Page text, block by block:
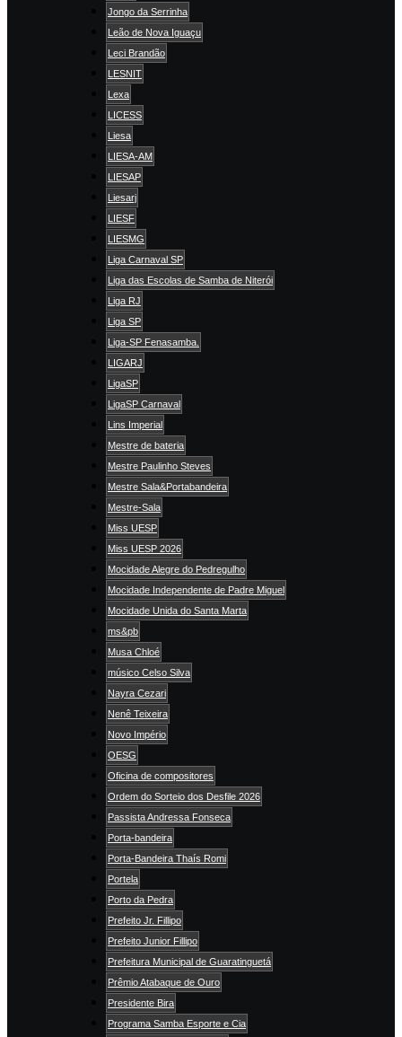
Jongo da Serrinha
Leão de Nova Iguaçu
Leci Brandão
LESNIT
Lexa
LICESS
Liesa
LIESA-AM
LIESAP
Liesarj
LIESF
LIESMG
Liga Carnaval SP
Liga das Escolas de Samba de Niterói
Liga RJ
Liga SP
Liga-SP Fenasamba.
LIGARJ
LigaSP
LigaSP Carnaval
Lins Imperial
Mestre de bateria
Mestre Paulinho Steves
Mestre Sala&Portabandeira
Mestre-Sala
Miss UESP
Miss UESP 2026
Mocidade Alegre do Pedregulho
Mocidade Independente de Padre Miguel
Mocidade Unida do Santa Marta
ms&pb
Musa Chloé
músico Celso Silva
Nayra Cezari
Nenê Teixeira
Novo Império
OESG
Oficina de compositores
Ordem do Sorteio dos Desfile 2026
Passista Andressa Fonseca
Porta-bandeira
Porta-Bandeira Thaís Romi
Portela
Porto da Pedra
Prefeito Jr. Fillipo
Prefeito Junior Fillipo
Prefeitura Municipal de Guaratinguetá
Prêmio Atabaque de Ouro
Presidente Bira
Programa Samba Esporte e Cia